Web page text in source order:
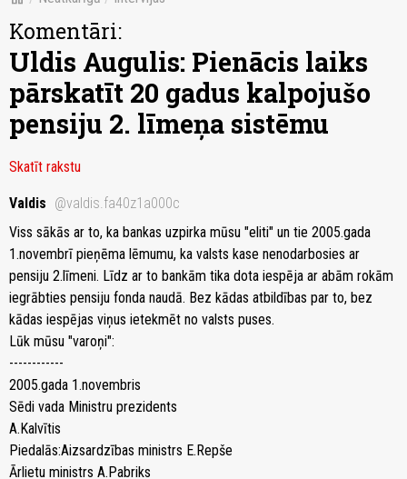
Komentāri:
Uldis Augulis: Pienācis laiks
pārskatīt 20 gadus kalpojušo
pensiju 2. līmeņa sistēmu
Skatīt rakstu
Valdis @valdis.fa40z1a000c
Viss sākās ar to, ka bankas uzpirka mūsu "eliti" un tie 2005.gada
1.novembrī pieņēma lēmumu, ka valsts kase nenodarbosies ar
pensiju 2.līmeni. Līdz ar to bankām tika dota iespēja ar abām rokām
iegrābties pensiju fonda naudā. Bez kādas atbildības par to, bez
kādas iespējas viņus ietekmēt no valsts puses.
Lūk mūsu "varoņi":
------------
2005.gada 1.novembris
Sēdi vada Ministru prezidents
A.Kalvītis
Piedalās:Aizsardzības ministrs E.Repše
Ārlietu ministrs A.Pabriks